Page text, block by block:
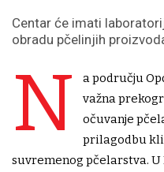
Centar će imati
obradu pčelinjih
N
a području
važna
očuvanje
prilagodbu
suvremenog pčelarstva.